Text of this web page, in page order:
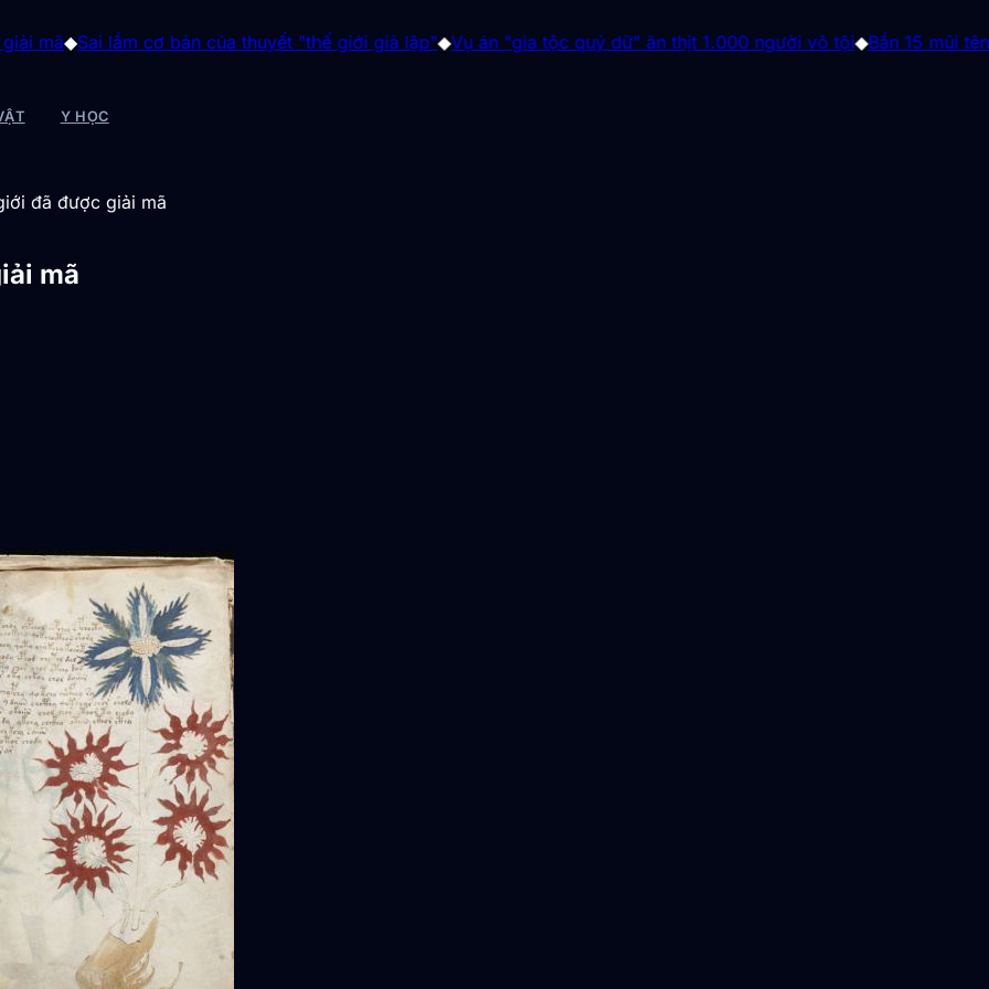
cơ bản của thuyết "thế giới giả lập"◆Vụ án "gia tộc quỷ dữ" ăn thịt 1.000 người vô tội◆Bắn 15 mũi tên trong 10
Y HỌC
đã được giải mã
mã